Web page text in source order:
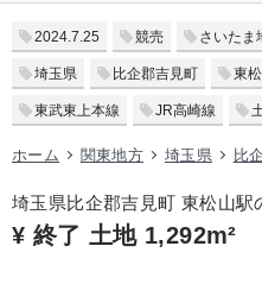
2024.7.25 競売 さいたま
埼玉県 比企郡吉見町 東
東武東上本線 JR高崎線
ホーム 関東地方 埼玉県 比
埼玉県比企郡吉見町 東松山駅
¥ 終了 土地 1,292m²